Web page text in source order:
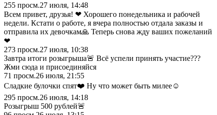
255 просм.27 июля, 14:48
Всем привет, друзья! ❤ Хорошего понедельника и рабочей
недели. Кстати о работе, я вчера полностью отдала заказы и
отправила их девочкам🙏 Теперь снова жду ваших пожеланий
❤
273 просм.27 июля, 10:38
Завтра итоги розыгрыша🚨 Всё успели принять участие???
Жми сюда и присоединяйся
71 просм.26 июля, 21:55
Сладкие булочки спят❤️ Ну что может быть милее☺️
295 просм.26 июля, 14:18
Розыгрыш 500 рублей🚨